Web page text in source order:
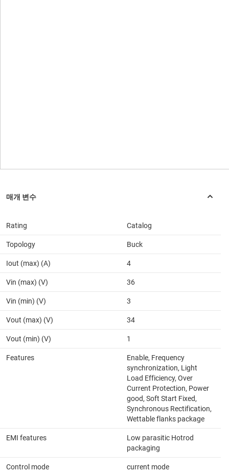
Rating Catalog
Topology Buck
Iout (max) (A) 4
Vin (max) (V) 36
Vin (min) (V) 3
Vout (max) (V) 34
Vout (min) (V) 1
Features
Enable, Frequency
synchronization, Light
Load Efficiency, Over
Current Protection, Power
good, Soft Start Fixed,
Synchronous Rectification,
Wettable flanks package
EMI features
Low parasitic Hotrod
packaging
Control mode current mode